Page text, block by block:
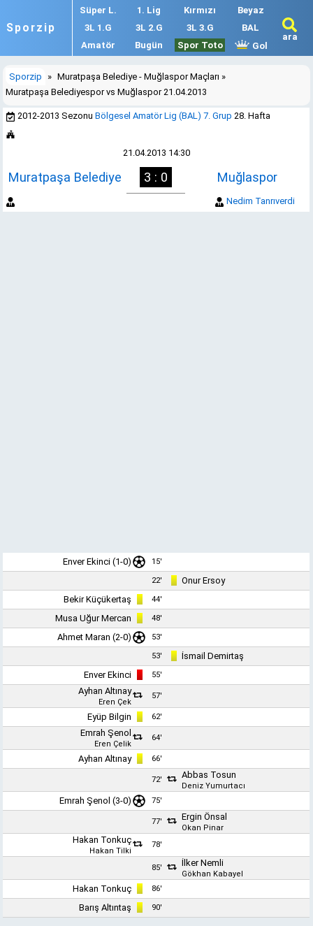
Sporzip
Süper L. 1. Lig Kırmızı
Beyaz
3L 1.G
3L 2.G 3L 3.G
BAL
Amatör
Bugün Spor Toto Gol
ara
Sporzip » Muratpaşa Belediye - Muğlaspor Maçları »
Muratpaşa Belediyespor vs Muğlaspor 21.04.2013
2012-2013 SezonuBölgesel Amatör Lig (BAL) 7. Grup 28. Hafta
21.04.2013 14:30
Muratpaşa Belediye 3 : 0 Muğlaspor
Nedim Tanrıverdi
Enver Ekinci (1-0) 15'
22'
Onur Ersoy
Bekir Küçükertaş
44'
Musa Uğur Mercan 48'
Ahmet Maran (2-0) 53'
53'
İsmail Demirtaş
Enver Ekinci
55'
Ayhan Altınay
Eren Çek
57'
Eyüp Bilgin 62'
Emrah Şenol
Eren Çelik
64'
Ayhan Altınay 66'
72' Abbas Tosun
Deniz Yumurtacı
Emrah Şenol (3-0) 75'
77' Ergin Önsal
Okan Pinar
Hakan Tonkuç
Hakan Tilki
78'
85' İlker Nemli
Gökhan Kabayel
Hakan Tonkuç 86'
Barış Altıntaş 90'